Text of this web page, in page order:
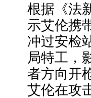
根据《法
示艾伦携
冲过安检
局特工，
者方向开
艾伦在攻